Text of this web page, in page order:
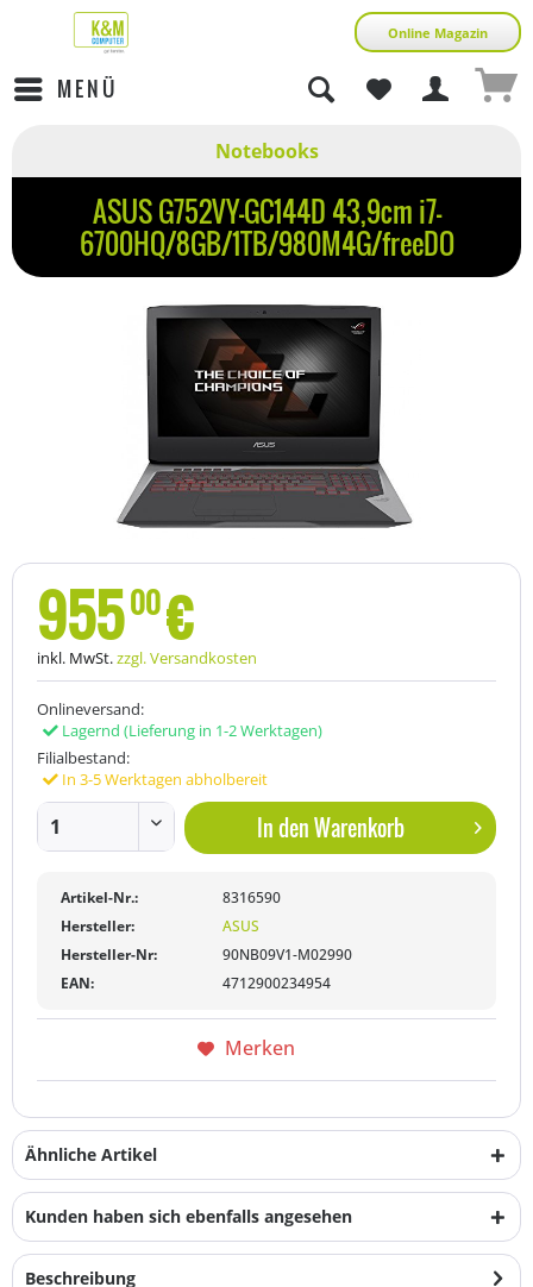
Online Magazin
MENÜ
Notebooks
ASUS G752VY-GC144D 43,9cm i7-
6700HQ/8GB/1TB/980M4G/freeDO
95500€
inkl. MwSt.zzgl. Versandkosten
Onlineversand:
Lagernd (Lieferung in 1-2 Werktagen)
Filialbestand:
In 3-5 Werktagen abholbereit
In denWarenkorb
Artikel-Nr.:
8316590
Hersteller:
ASUS
Hersteller-Nr:
90NB09V1-M02990
EAN:
4712900234954
Merken
Ähnliche Artikel
Kunden haben sich ebenfalls angesehen
Beschreibung